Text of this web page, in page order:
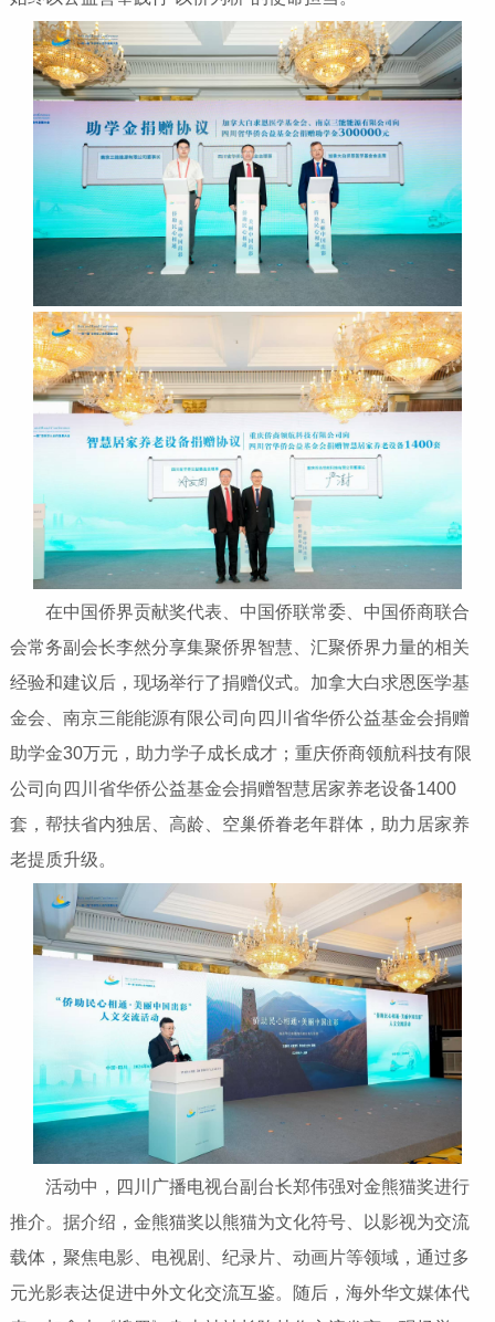
在中国侨界贡献奖代表、中国侨联常委、中国侨商联合
会常务副会长李然分享集聚侨界智慧、汇聚侨界力量的相关
经验和建议后，现场举行了捐赠仪式。加拿大白求恩医学基
金会、南京三能能源有限公司向四川省华侨公益基金会捐赠
助学金30万元，助力学子成长成才；重庆侨商领航科技有限
公司向四川省华侨公益基金会捐赠智慧居家养老设备1400
套，帮扶省内独居、高龄、空巢侨眷老年群体，助力居家养
老提质升级。
活动中，四川广播电视台副台长郑伟强对金熊猫奖进行
推介。据介绍，金熊猫奖以熊猫为文化符号、以影视为交流
载体，聚焦电影、电视剧、纪录片、动画片等领域，通过多
元光影表达促进中外文化交流互鉴。随后，海外华文媒体代